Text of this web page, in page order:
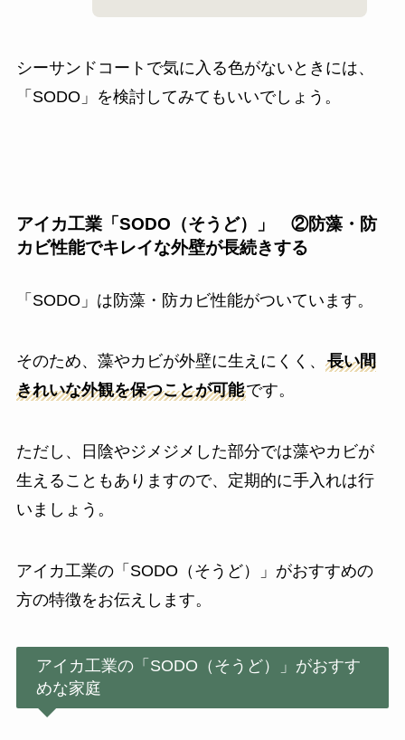
シーサンドコートで気に入る色がないときには、
「SODO」を検討してみてもいいでしょう。
アイカ工業「SODO（そうど）」 ②防藻・防
カビ性能でキレイな外壁が長続きする
「SODO」は防藻・防カビ性能がついています。
そのため、藻やカビが外壁に生えにくく、 長い間
きれいな外観を保つことが可能です。
ただし、日陰やジメジメした部分では藻やカビが
生えることもありますので、定期的に手入れは行
いましょう。
アイカ工業の「SODO（そうど）」がおすすめの
方の特徴をお伝えします。
アイカ工業の「SODO（そうど）」がおすす
めな家庭